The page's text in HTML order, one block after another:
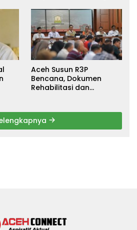
Pidie Jaya
Aceh Susun R3P
Bencana, Dokumen
Rehabilitasi dan